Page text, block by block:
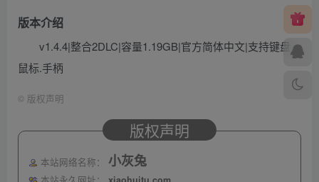
版本介绍
v1.4.4|整合2DLC|容量1.19GB|官方简体中文|支持键盘.
鼠标.手柄
© 版权声明
版权声明
本站网络名称： 小灰兔